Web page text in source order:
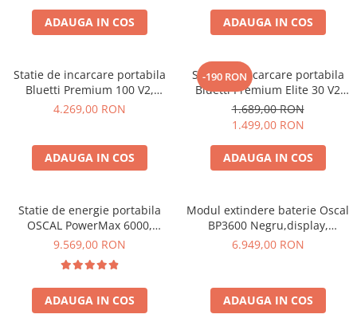
Anker
Jackery
Oscal
Toate generatoarele
Cauta dupa marca
Bluetti
Anker
Jackery
Toate panourile portabile
Kituri solare pentru balcon
ADAUGA IN COS ADAUGA IN COS
Statie de incarcare portabila
Bluetti Premium 100 V2,
1800W 1024Wh, Ecran LCD,
4.269,00 RON
ADAUGA IN COS
-190 RON
Statie de incarcare portabila
Bluetti Premium Elite 30 V2
600W 320Wh
1.689,00 RON
1.499,00 RON
ADAUGA IN COS
Statie de energie portabila
OSCAL PowerMax 6000,
6000W (9000W varf), baterie
rapida in 1.96h, 14 porturi,
USB-C 100W, control
inteligent la distanta,
functionalitate UPS
9.569,00 RON
ADAUGA IN COS
Modul extindere baterie Oscal
BP3600 Negru,display,
compatibil cu Oscal
6.949,00 RON
ADAUGA IN COS